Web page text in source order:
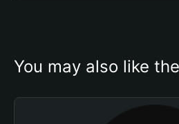
You may also like